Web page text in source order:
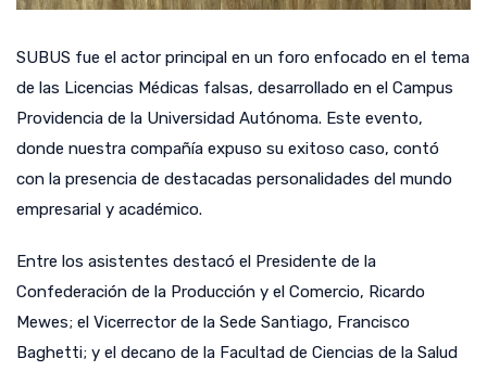
SUBUS fue el actor principal en un foro enfocado en el tema
de las Licencias Médicas falsas, desarrollado en el Campus
Providencia de la Universidad Autónoma. Este evento,
donde nuestra compañía expuso su exitoso caso, contó
con la presencia de destacadas personalidades del mundo
empresarial y académico.
Entre los asistentes destacó el Presidente de la
Confederación de la Producción y el Comercio, Ricardo
Mewes; el Vicerrector de la Sede Santiago, Francisco
Baghetti; y el decano de la Facultad de Ciencias de la Salud